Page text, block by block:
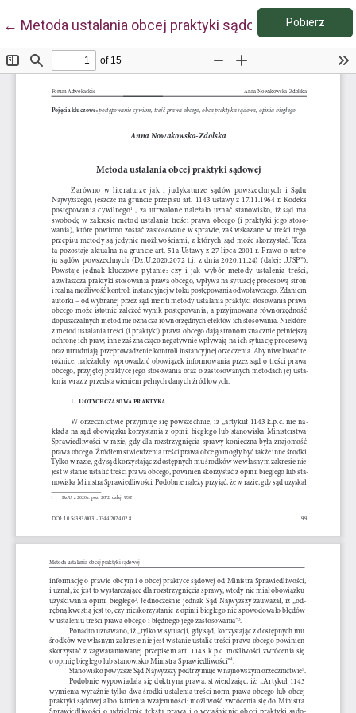
← Wróć do szczegółów artykułu
Metoda ustalania obcej praktyki sądowej Pobierz